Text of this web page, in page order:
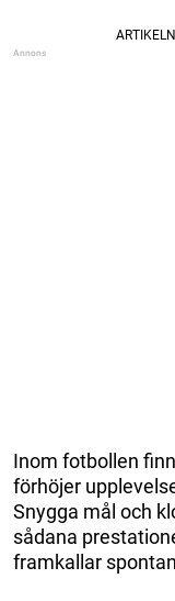
Inom fotbollen
förhöjer
Snygga mål och
sådana
framkallar